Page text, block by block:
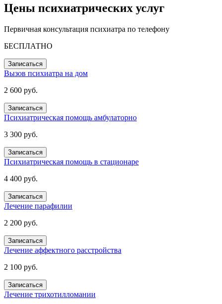
Цены психиатрических услуг
Первичная консультация психиатра по телефону
БЕСПЛАТНО
Записаться
Вызов психиатра на дом
2 600 руб.
Записаться
Психиатрическая помощь амбулаторно
3 300 руб.
Записаться
Психиатрическая помощь в стационаре
4 400 руб.
Записаться
Лечение парафилии
2 200 руб.
Записаться
Лечение аффектного расстройства
2 100 руб.
Записаться
Лечение трихотилломании